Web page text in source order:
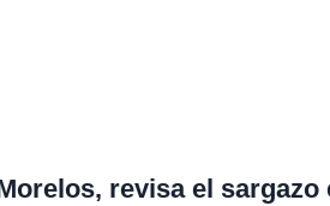
revisa el